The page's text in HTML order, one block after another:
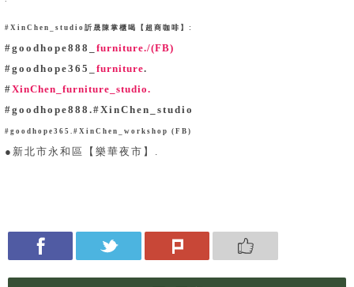
#XinChen_studio訢晟陳掌櫃喝【超商咖啡】:
#goodhope888_ furniture./(FB)
#goodhope365_ furniture.
#XinChen_ furniture_ studio.
#goodhope888.#XinChen_studio
#goodhope365.#XinChen_workshop (FB)
●新北市永和區【樂華夜市】